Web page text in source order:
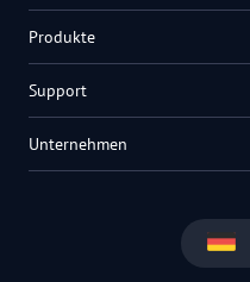
Produkte
Support
Unternehmen